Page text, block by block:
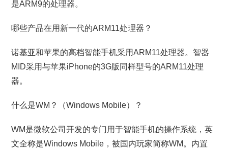
是ARM9的处理器。
哪些产品在用新一代的ARM11处理器？
诺基亚和苹果的高档智能手机采用ARM11处理器。智器
MID采用与苹果iPhone的3G版同样型号的ARM11处理
器。
什么是WM？（Windows Mobile）？
WM是微软公司开发的专门用于智能手机的操作系统，英
文全称是Windows Mobile，被国内玩家简称WM。内置